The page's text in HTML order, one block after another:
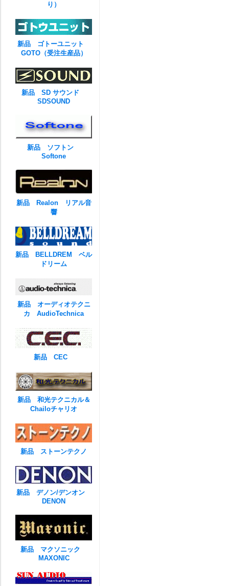
り）
新品 ゴトーユニット
GOTO（受注生産品）
新品 SD サウンド
SDSOUND
新品 ソフトン
Softone
新品 Realon リアル音
響
新品 BELLDREM ベル
ドリーム
新品 オーディオテクニ
カ AudioTechnica
新品 CEC
新品 和光テクニカル＆
Chailoチャリオ
新品 ストーンテクノ
新品 デノン/デンオン
DENON
新品 マクソニック
MAXONIC